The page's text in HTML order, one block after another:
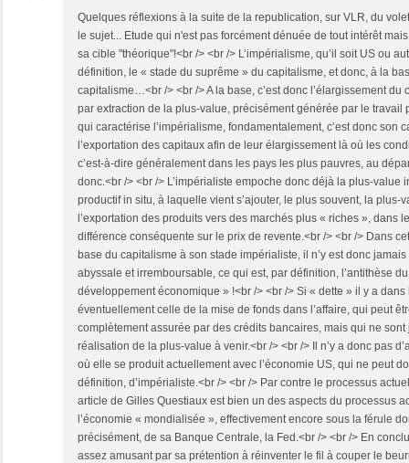
Quelques réflexions à la suite de la republication, sur VLR, du
le sujet... Etude qui n'est pas forcément dénuée de tout intérêt
sa cible "théorique"!<br /> <br /> L’impérialisme, qu’il soit US ou
définition, le « stade du suprême » du capitalisme, et donc, à la
capitalisme…<br /> <br /> A la base, c’est donc l’élargissement
par extraction de la plus-value, précisément générée par le travail
qui caractérise l’impérialisme, fondamentalement, c’est donc son
l’exportation des capitaux afin de leur élargissement là où les
c’est-à-dire généralement dans les pays les plus pauvres, au
donc.<br /> <br /> L’impérialiste empoche donc déjà la plus-value
productif in situ, à laquelle vient s’ajouter, le plus souvent, la plus-
l’exportation des produits vers des marchés plus « riches », dans
différence conséquente sur le prix de revente.<br /> <br /> Dans
base du capitalisme à son stade impérialiste, il n’y est donc
abyssale et irremboursable, ce qui est, par définition, l’antithèse
développement économique » !<br /> <br /> Si « dette » il y a
éventuellement celle de la mise de fonds dans l’affaire, qui peut
complètement assurée par des crédits bancaires, mais qui ne
réalisation de la plus-value à venir.<br /> <br /> Il n’y a donc pas
où elle se produit actuellement avec l’économie US, qui ne peut
définition, d’impérialiste.<br /> <br /> Par contre le processus
article de Gilles Questiaux est bien un des aspects du processus
l’économie « mondialisée », effectivement encore sous la férule
précisément, de sa Banque Centrale, la Fed.<br /> <br /> En
assez amusant par sa prétention à réinventer le fil à couper le